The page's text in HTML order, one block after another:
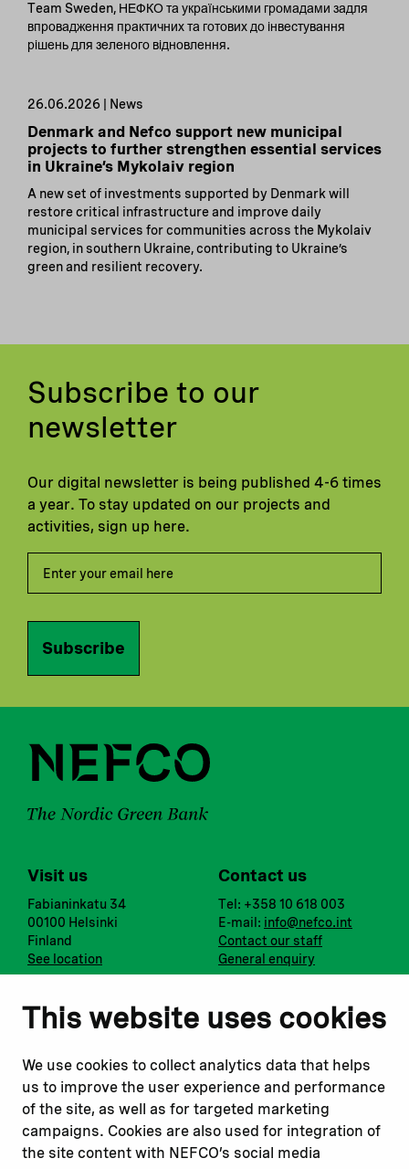
This website uses cookies
We use cookies to collect analytics data that helps
us to improve the user experience and performance
of the site, as well as for targeted marketing
campaigns. Cookies are also used for integration of
the site content with NEFCO’s social media
Team Sweden, НЕФКО та українськими громадами задля
впровадження практичних та готових до інвестування
рішень для зеленого відновлення.
26.06.2026 | News
Denmark and Nefco support new municipal
projects to further strengthen essential services
in Ukraine’s Mykolaiv region
A new set of investments supported by Denmark will
restore critical infrastructure and improve daily
municipal services for communities across the Mykolaiv
region, in southern Ukraine, contributing to Ukraine’s
green and resilient recovery.
Subscribe to our
newsletter
Our digital newsletter is being published 4-6 times
a year. To stay updated on our projects and
activities, sign up here.
Subscribe
Visit us
Fabianinkatu 34
00100 Helsinki
Finland
See location
Contact us
Tel: +358 10 618 003
E-mail: info@nefco.int
Contact our staff
General enquiry
Notify us
Report a concern
Submit a complaint
Instagram
Youtube
Read about Related websites